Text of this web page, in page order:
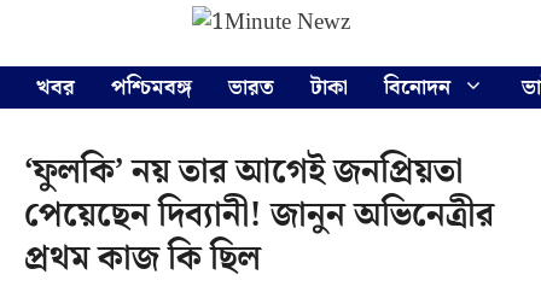
content
খবর
পশ্চিমবঙ্গ ভারত টাকা বিনোদন
‘ফুলকি’ নয় তার আগেই জনপ্রিয়তা
পেয়েছেন দিব্যানী! জানুন অভিনেত্রীর
প্রথম কাজ কি ছিল